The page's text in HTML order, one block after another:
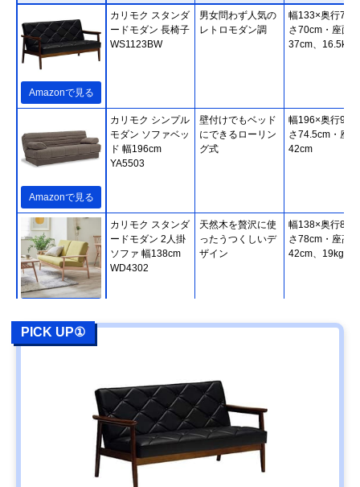
Amazonで見る
カリモク スタンダ
ードモダン 長椅子
WS1123BW
男女問わず人気の
レトロモダン調
幅133×奥行70×
さ70cm・座面高
37cm、16.5kg
Amazonで見る
カリモク シンプル
モダン ソファベッ
ド 幅196cm
YA5503
壁付けでもベッド
にできるローリン
グ式
幅196×奥行93×
さ74.5cm・座高
42cm
カリモク スタンダ
ードモダン 2人掛
ソファ 幅138cm
WD4302
天然木を贅沢に使
ったうつくしいデ
ザイン
幅138×奥行80×
さ78cm・座高
42cm、19kg
Amazonで見る
カリモク60 ロビ
ーチェア 3シータ
ー U36213
ボタン絞りで立体
的な昔のソファデ
PICK UP①